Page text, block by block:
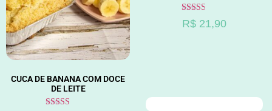
CUCA DE BANANA COM DOCE
DE LEITE
Avaliação
2.56
R$21,90
ADICIONAR AO CARRINHO